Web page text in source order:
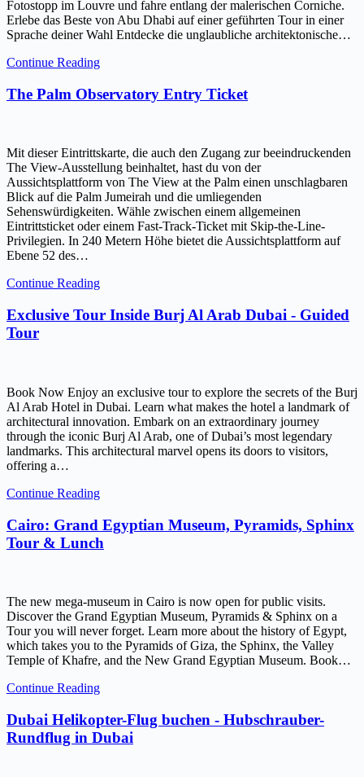
Fotostopp im Louvre und fahre entlang der malerischen Corniche.
Erlebe das Beste von Abu Dhabi auf einer geführten Tour in einer
Sprache deiner Wahl Entdecke die unglaubliche architektonische…
Continue Reading
The Palm Observatory Entry Ticket
Mit dieser Eintrittskarte, die auch den Zugang zur beeindruckenden
The View-Ausstellung beinhaltet, hast du von der
Aussichtsplattform von The View at the Palm einen unschlagbaren
Blick auf die Palm Jumeirah und die umliegenden
Sehenswürdigkeiten. Wähle zwischen einem allgemeinen
Eintrittsticket oder einem Fast-Track-Ticket mit Skip-the-Line-
Privilegien. In 240 Metern Höhe bietet die Aussichtsplattform auf
Ebene 52 des…
Continue Reading
Exclusive Tour Inside Burj Al Arab Dubai - Guided
Tour
Book Now Enjoy an exclusive tour to explore the secrets of the Burj
Al Arab Hotel in Dubai. Learn what makes the hotel a landmark of
architectural innovation. Embark on an extraordinary journey
through the iconic Burj Al Arab, one of Dubai’s most legendary
landmarks. This architectural marvel opens its doors to visitors,
offering a…
Continue Reading
Cairo: Grand Egyptian Museum, Pyramids, Sphinx
Tour & Lunch
The new mega-museum in Cairo is now open for public visits.
Discover the Grand Egyptian Museum, Pyramids & Sphinx on a
Tour you will never forget. Learn more about the history of Egypt,
which takes you to the Pyramids of Giza, the Sphinx, the Valley
Temple of Khafre, and the New Grand Egyptian Museum. Book…
Continue Reading
Dubai Helikopter-Flug buchen - Hubschrauber-
Rundflug in Dubai